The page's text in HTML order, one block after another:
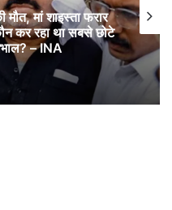
मां शाइस्ता फरार
कर रहा था सबसे छोटे
– INA